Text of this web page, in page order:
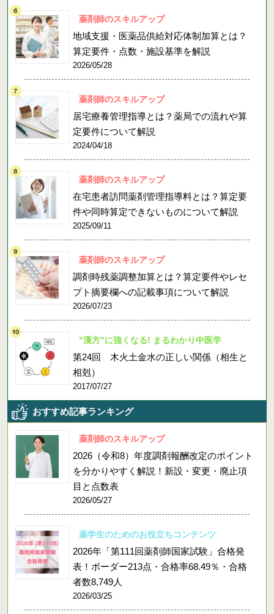
薬剤師のスキルアップ
地域支援・医薬品供給対応体制加算とは？
算定要件・点数・施設基準を解説
2026/05/28
薬剤師のスキルアップ
居宅療養管理指導とは？薬局での流れや算
定要件について解説
2024/04/18
薬剤師のスキルアップ
在宅患者訪問薬剤管理指導料とは？算定要
件や同時算定できないものについて解説
2025/09/11
薬剤師のスキルアップ
調剤時残薬調整加算とは？算定要件やレセ
プト摘要欄への記載事項について解説
2026/07/23
”漢方”に強くなる! まるわかり中医学
第24回 木火土金水の正しい関係（相生と
相剋）
2017/07/27
おすすめ記事ランキング
薬剤師のスキルアップ
2026（令和8）年度調剤報酬改定のポイント
を分かりやすく解説！新設・変更・廃止項
目と点数表
2026/05/27
薬学生のためのお役立ちコンテンツ
2026年「第111回薬剤師国家試験」合格発
表！ボーダー213点・合格率68.49％・合格
者数8,749人
2026/03/25